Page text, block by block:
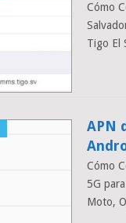
Cómo
Tigo El
APN
Cómo
5G
Moto,